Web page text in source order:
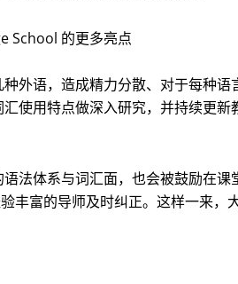
School 的更多亮点
外语，造成精力分散、对于每种
使用特点做深入研究，并持续更新
法体系与词汇面，也会被鼓励在
丰富的导师及时纠正。这样一来